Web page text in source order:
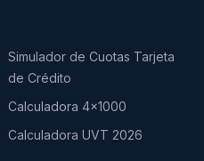
Simulador de Cuotas Tarjeta
de Crédito
Calculadora 4×1000
Calculadora UVT 2026